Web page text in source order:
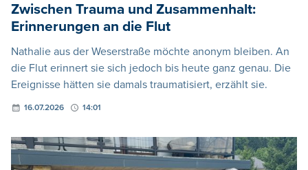
Zwischen Trauma und Zusammenhalt:
Erinnerungen an die Flut
Nathalie aus der Weserstraße möchte anonym bleiben. An
die Flut erinnert sie sich jedoch bis heute ganz genau. Die
Ereignisse hätten sie damals traumatisiert, erzählt sie.
16.07.2026 14:01